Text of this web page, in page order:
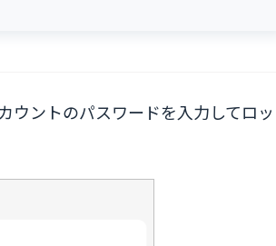
ウントのパスワードを入力してロッ